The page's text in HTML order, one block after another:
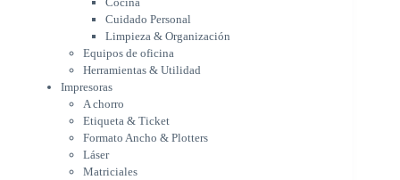
Formato Ancho & Plotters
Matriciales
Multifuncional a Tinta
Tinta Continua
Informática
Accesorios Varios
Adaptadores & Cables
Auriculares
Cuidado Personal
Limpieza & Organización
Equipos de oficina
Herramientas & Utilidad
Impresoras
A chorro
Etiqueta & Ticket
Formato Ancho & Plotters
Láser
Matriciales